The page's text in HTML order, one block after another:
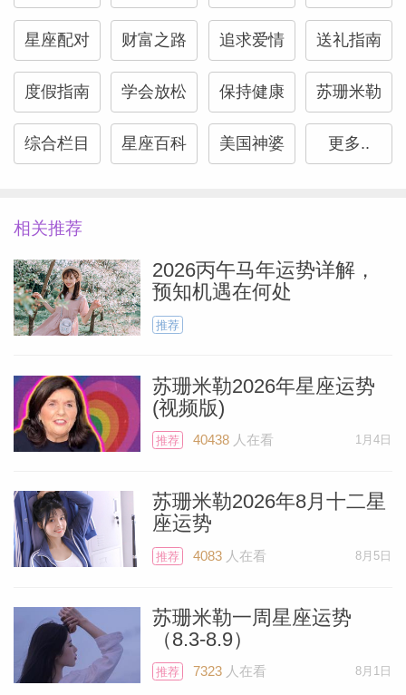
着一些事情正在秘密筹划和酝酿，你无法主
导和参与它的发展，等到更晚一些才会知
道。空气中弥漫着变革的气息，但你有足够
的能力去应对。同时，本月你可能会一个人
安静地工作努力、保持自己的节奏步调，因
此可能会相当高效、高产。无需过多在意外
——只需要遵循自己的判断。
北京时间4月2日，满月出现在天秤座12°，
这次满月会点亮你的第六宫，这个宫位掌管
进一步改善生活质量而采取的行动。工作当
中，可能马上要临近某个项目的截止日期
了，可能就是4月2日，最晚应该是4月6
土星在白羊座行进，4月月初（4月1日至6
日），土星依旧和太阳形成合相，也就是
上个月（3月25日）土星就和太阳形成合相
了，然而，土星是一颗行进速度堪比乌龟的
星体，因此本次满月发生时，他仍然会造成
星座配对 财富之路 追求爱情 送礼指南
度假指南 学会放松 保持健康 苏珊米勒
综合栏目 星座百科 美国神婆 更多..
相关推荐
2026丙午马年运势详解，
预知机遇在何处
推荐
苏珊米勒2026年星座运势
(视频版)
推荐 40438人在看 1月4日
苏珊米勒2026年8月十二星
座运势
推荐 4083人在看 8月5日
苏珊米勒一周星座运势
（8.3-8.9）
推荐 7323人在看 8月1日